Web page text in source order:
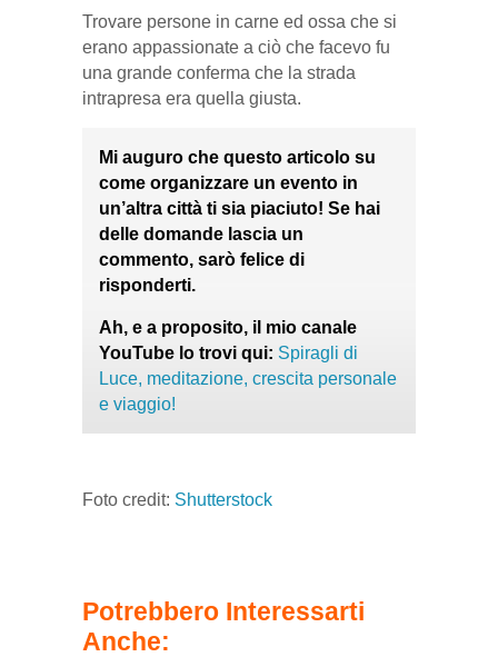
Trovare persone in carne ed ossa che si
erano appassionate a ciò che facevo fu
una grande conferma che la strada
intrapresa era quella giusta.
Mi auguro che questo articolo su
come organizzare un evento in
un’altra città ti sia piaciuto! Se hai
delle domande lascia un
commento, sarò felice di
risponderti.
Ah, e a proposito, il mio canale
YouTube lo trovi qui: Spiragli di
Luce, meditazione, crescita personale
e viaggio!
Foto credit: Shutterstock
Potrebbero Interessarti
Anche: